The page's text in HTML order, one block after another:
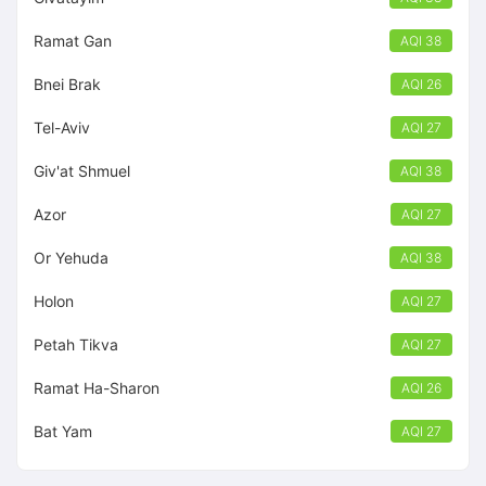
Ramat Gan AQI 38
Bnei Brak AQI 26
Tel-Aviv AQI 27
Giv'at Shmuel AQI 38
Azor AQI 27
Or Yehuda AQI 38
Holon AQI 27
Petah Tikva AQI 27
Ramat Ha-Sharon AQI 26
Bat Yam AQI 27